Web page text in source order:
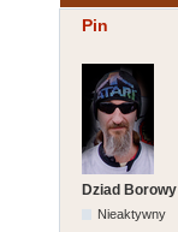
Pin
Dziad Borowy
Nieaktywny